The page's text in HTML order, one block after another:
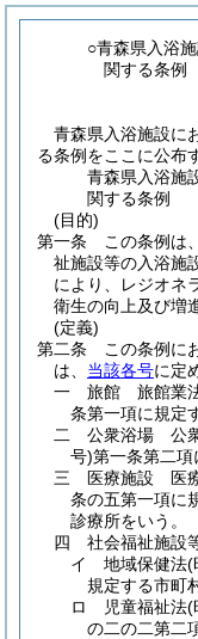
○青森県入浴
関する条例
青森県入浴施設に
る条例をここに公布
青森県入浴施
関する条例
(目的)
第一条
この条例は
祉施設等の入浴施
により、レジオネ
衛生の向上及び増
(定義)
第二条
この条例に
は、 当該各号に定
一
旅館 旅館業
条第一項に規定
二
公衆浴場 公
号)第一条第二項
三
医療施設 医
条の五第一項に
診療所をいう。
四
社会福祉施設
イ
地域保健法(
規定する市町
ロ
児童福祉法(
の二の二第二